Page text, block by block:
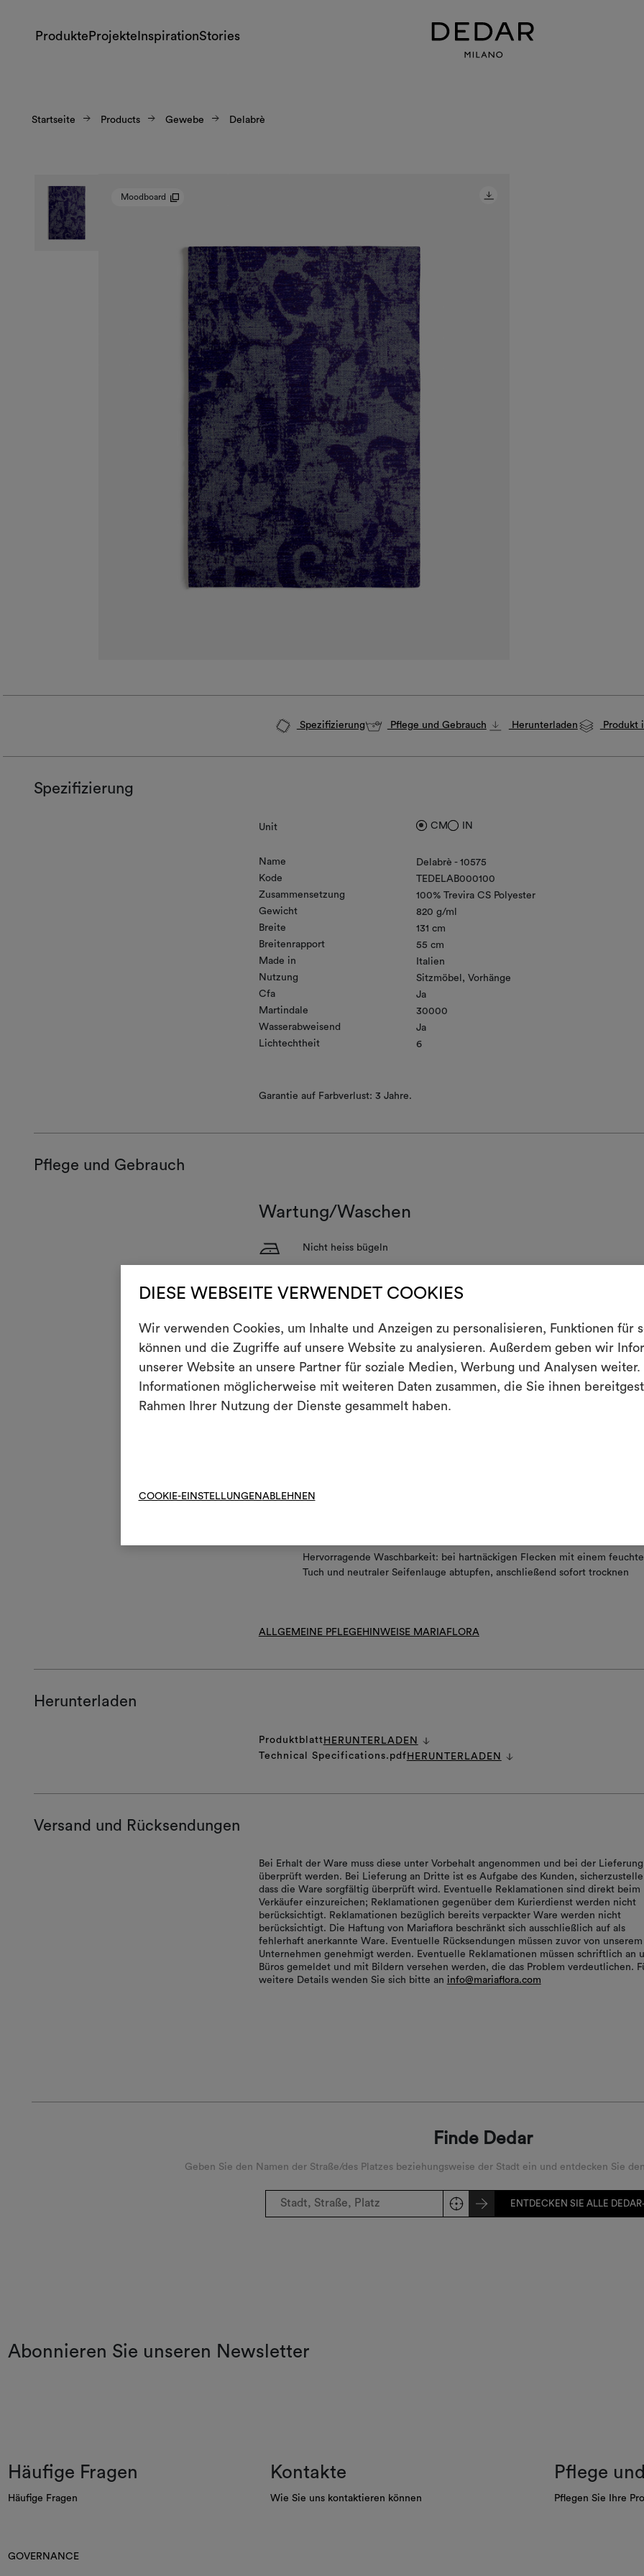
DIESE WEBSEITE VERWENDET COOKIES
Wir verwenden Cookies, um Inhalte und Anzeigen zu personalisieren, Funktionen für
können und die Zugriffe auf unsere Website zu analysieren. Außerdem geben wir
unserer Website an unsere Partner für soziale Medien, Werbung und Analysen
Informationen möglicherweise mit weiteren Daten zusammen, die Sie ihnen
Rahmen Ihrer Nutzung der Dienste gesammelt haben.
COOKIE-EINSTELLUNGEN ABLEHNEN
Produkte Projekte InspirationStories
Startseite Products Gewebe Delabrè
Moodboard
Spezifizierung Pflege und Gebrauch Herunterladen Produkt
Spezifizierung
Unit CM IN
Name
Delabrè - 10575
Kode
TEDELAB000100
Zusammensetzung
100% Trevira CS Polyester
Gewicht
820 g/ml
Breite
131 cm
Breitenrapport
55 cm
Made in
Italien
Nutzung
Sitzmöbel
Vorhänge
Cfa
Ja
Martindale
30000
Wasserabweisend
Ja
Lichtechtheit
6
Garantie auf Farbverlust: 3 Jahre.
Pflege und Gebrauch
Wartung/Waschen
H Nicht heiss bügeln
3
halbvoller Trommel; Schonschleudern bei halbvoller Trommel (geringe
kurzandauernd).
V Nicht schleudern
S Jegliches Bleichen erlaubt
R Nicht im Tumbler trocknen
* Auf Oberfläche mit feuchtem Schwamm und neutraler Seife reinigen
l Waschbar: Abtupfen mit feuchtem Tuch möglich, anschließend sofort
Hervorragende Waschbarkeit: bei hartnäckigen Flecken mit einem
Tuch und neutraler Seifenlauge abtupfen, anschließend sofort trocknen
ALLGEMEINE PFLEGEHINWEISE MARIAFLORA
Herunterladen
Produktblatt HERUNTERLADEN
Technical Specifications.pdf HERUNTERLADEN
Versand und Rücksendungen
Bei Erhalt der Ware muss diese unter Vorbehalt angenommen und bei der Lieferung
überprüft werden. Bei Lieferung an Dritte ist es Aufgabe des Kunden,
dass die Ware sorgfältig überprüft wird. Eventuelle Reklamationen sind direkt beim
Verkäufer einzureichen; Reklamationen gegenüber dem Kurierdienst werden nicht
berücksichtigt. Reklamationen bezüglich bereits verpackter Ware werden nicht
berücksichtigt. Die Haftung von Mariaflora beschränkt sich ausschließlich auf als
fehlerhaft anerkannte Ware. Eventuelle Rücksendungen müssen zuvor von unserem
Unternehmen genehmigt werden. Eventuelle Reklamationen müssen schriftlich an
Büros gemeldet und mit Bildern versehen werden, die das Problem verdeutlichen.
weitere Details wenden Sie sich bitte an info@mariaflora.com
Finde Dedar
Geben Sie den Namen der Straße/des Platzes beziehungsweise der Stadt ein und entdecken Sie
ENTDECKEN SIE ALLE
Abonnieren Sie unseren Newsletter
Häufige Fragen
Häufige Fragen
Kontakte
Wie Sie uns kontaktieren können
Pflege
Pflegen Sie Ihre
GOVERNANCE
Ein
Leben